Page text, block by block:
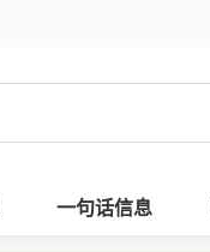
一句话信息